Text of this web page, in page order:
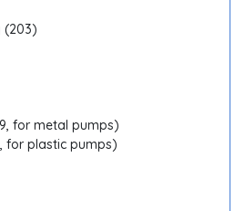
(203)
for metal pumps)
for plastic pumps)